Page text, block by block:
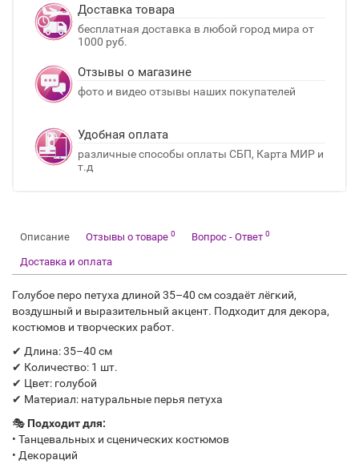
Доставка товара
бесплатная доставка в любой город мира от
1000 руб.
Отзывы о магазине
фото и видео отзывы наших покупателей
Удобная оплата
различные способы оплаты СБП, Карта МИР и
т.д
Описание Отзывы о товаре 0 Вопрос - Ответ 0
Доставка и оплата
Голубое перо петуха длиной 35–40 см создаёт лёгкий,
воздушный и выразительный акцент. Подходит для декора,
костюмов и творческих работ.
✔ Длина: 35–40 см
✔ Количество: 1 шт.
✔ Цвет: голубой
✔ Материал: натуральные перья петуха
🎭 Подходит для:
• Танцевальных и сценических костюмов
• Декораций